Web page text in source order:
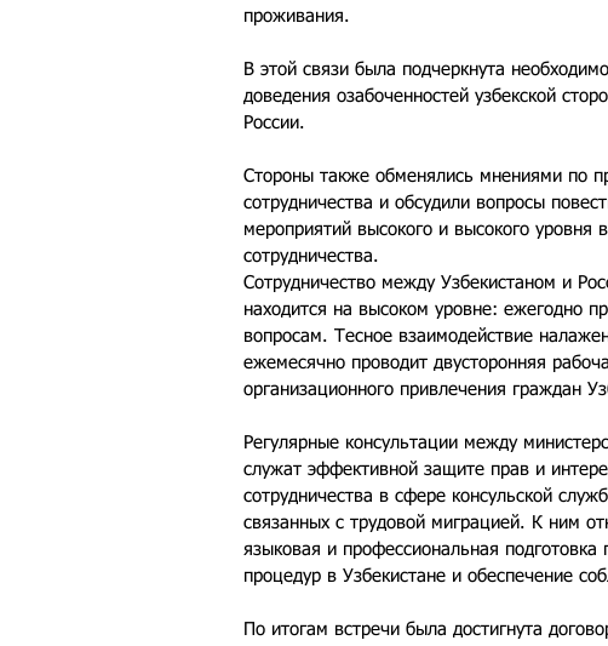
проживания.
В этой связи была подчеркнута
доведения озабоченностей узбекской
России.
Стороны также обменялись мнениями по
сотрудничества и обсудили вопросы
мероприятий высокого и высокого уровня
сотрудничества.
Сотрудничество между Узбекистаном и
находится на высоком уровне: ежегодно
вопросам. Тесное взаимодействие
ежемесячно проводит двусторонняя
организационного привлечения граждан
Регулярные консультации между
служат эффективной защите прав и
сотрудничества в сфере консульской
связанных с трудовой миграцией. К ним
языковая и профессиональная
процедур в Узбекистане и обеспечение
По итогам встречи была достигнута